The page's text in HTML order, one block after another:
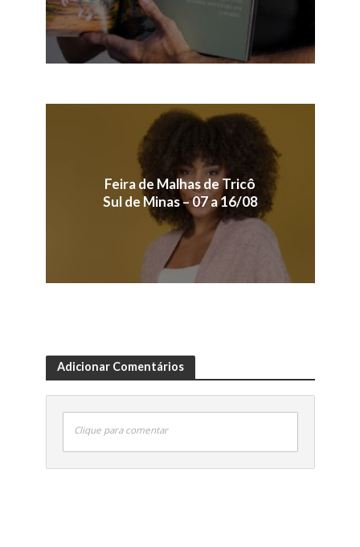
Feira de Malhas de Tricô
Sul de Minas – 07 a 16/08
Adicionar Comentários
Clique para comentar